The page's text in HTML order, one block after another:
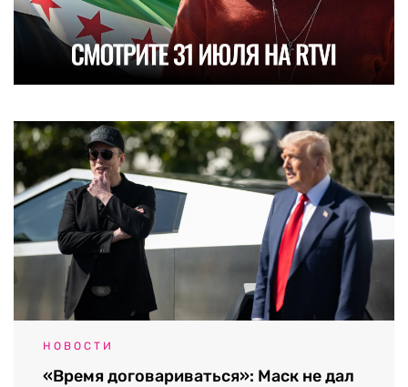
НОВОСТИ
«Время договариваться»: Маск не дал